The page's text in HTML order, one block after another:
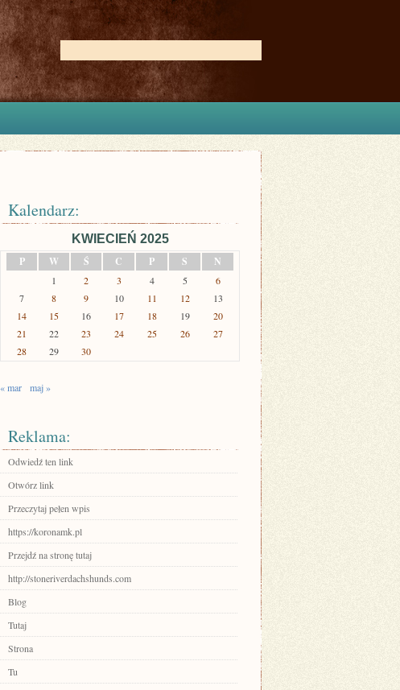
Kalendarz:
KWIECIEŃ 2025
P
W Ś C P S N
1 2 3 4 5
6
7
8 9 10 11 12
13
14
15 16 17 18 19
20
21
22 23 24 25 26
27
28
29 30
« mar maj »
Reklama:
Odwiedź ten link
Otwórz link
Przeczytaj pełen wpis
https://koronamk.pl
Przejdź na stronę tutaj
http://stoneriverdachshunds.com
Blog
Tutaj
Strona
Tu